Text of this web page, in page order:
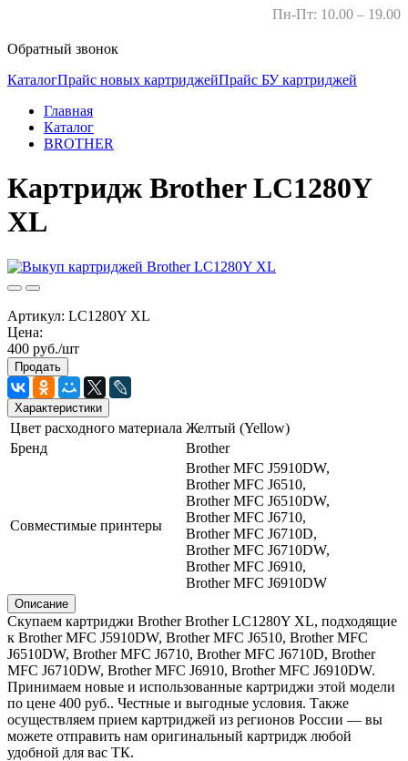
Пн-Пт: 10.00 – 19.00
Обратный звонок
КаталогПрайс новых картриджейПрайс БУ картриджей
Главная
Каталог
BROTHER
Картридж Brother LC1280Y
XL
Артикул: LC1280Y XL
Цена:
400 руб./шт
Продать
Характеристики
Цвет расходного материала Желтый (Yellow)
Бренд
Brother
Совместимые принтеры
Brother MFC J5910DW,
Brother MFC J6510,
Brother MFC J6510DW,
Brother MFC J6710,
Brother MFC J6710D,
Brother MFC J6710DW,
Brother MFC J6910,
Brother MFC J6910DW
Описание
Скупаем картриджи Brother Brother LC1280Y XL, подходящие
к Brother MFC J5910DW, Brother MFC J6510, Brother MFC
J6510DW, Brother MFC J6710, Brother MFC J6710D, Brother
MFC J6710DW, Brother MFC J6910, Brother MFC J6910DW.
Принимаем новые и использованные картриджи этой модели
по цене 400 руб.. Честные и выгодные условия. Также
осуществляем прием картриджей из регионов России — вы
можете отправить нам оригинальный картридж любой
удобной для вас ТК.